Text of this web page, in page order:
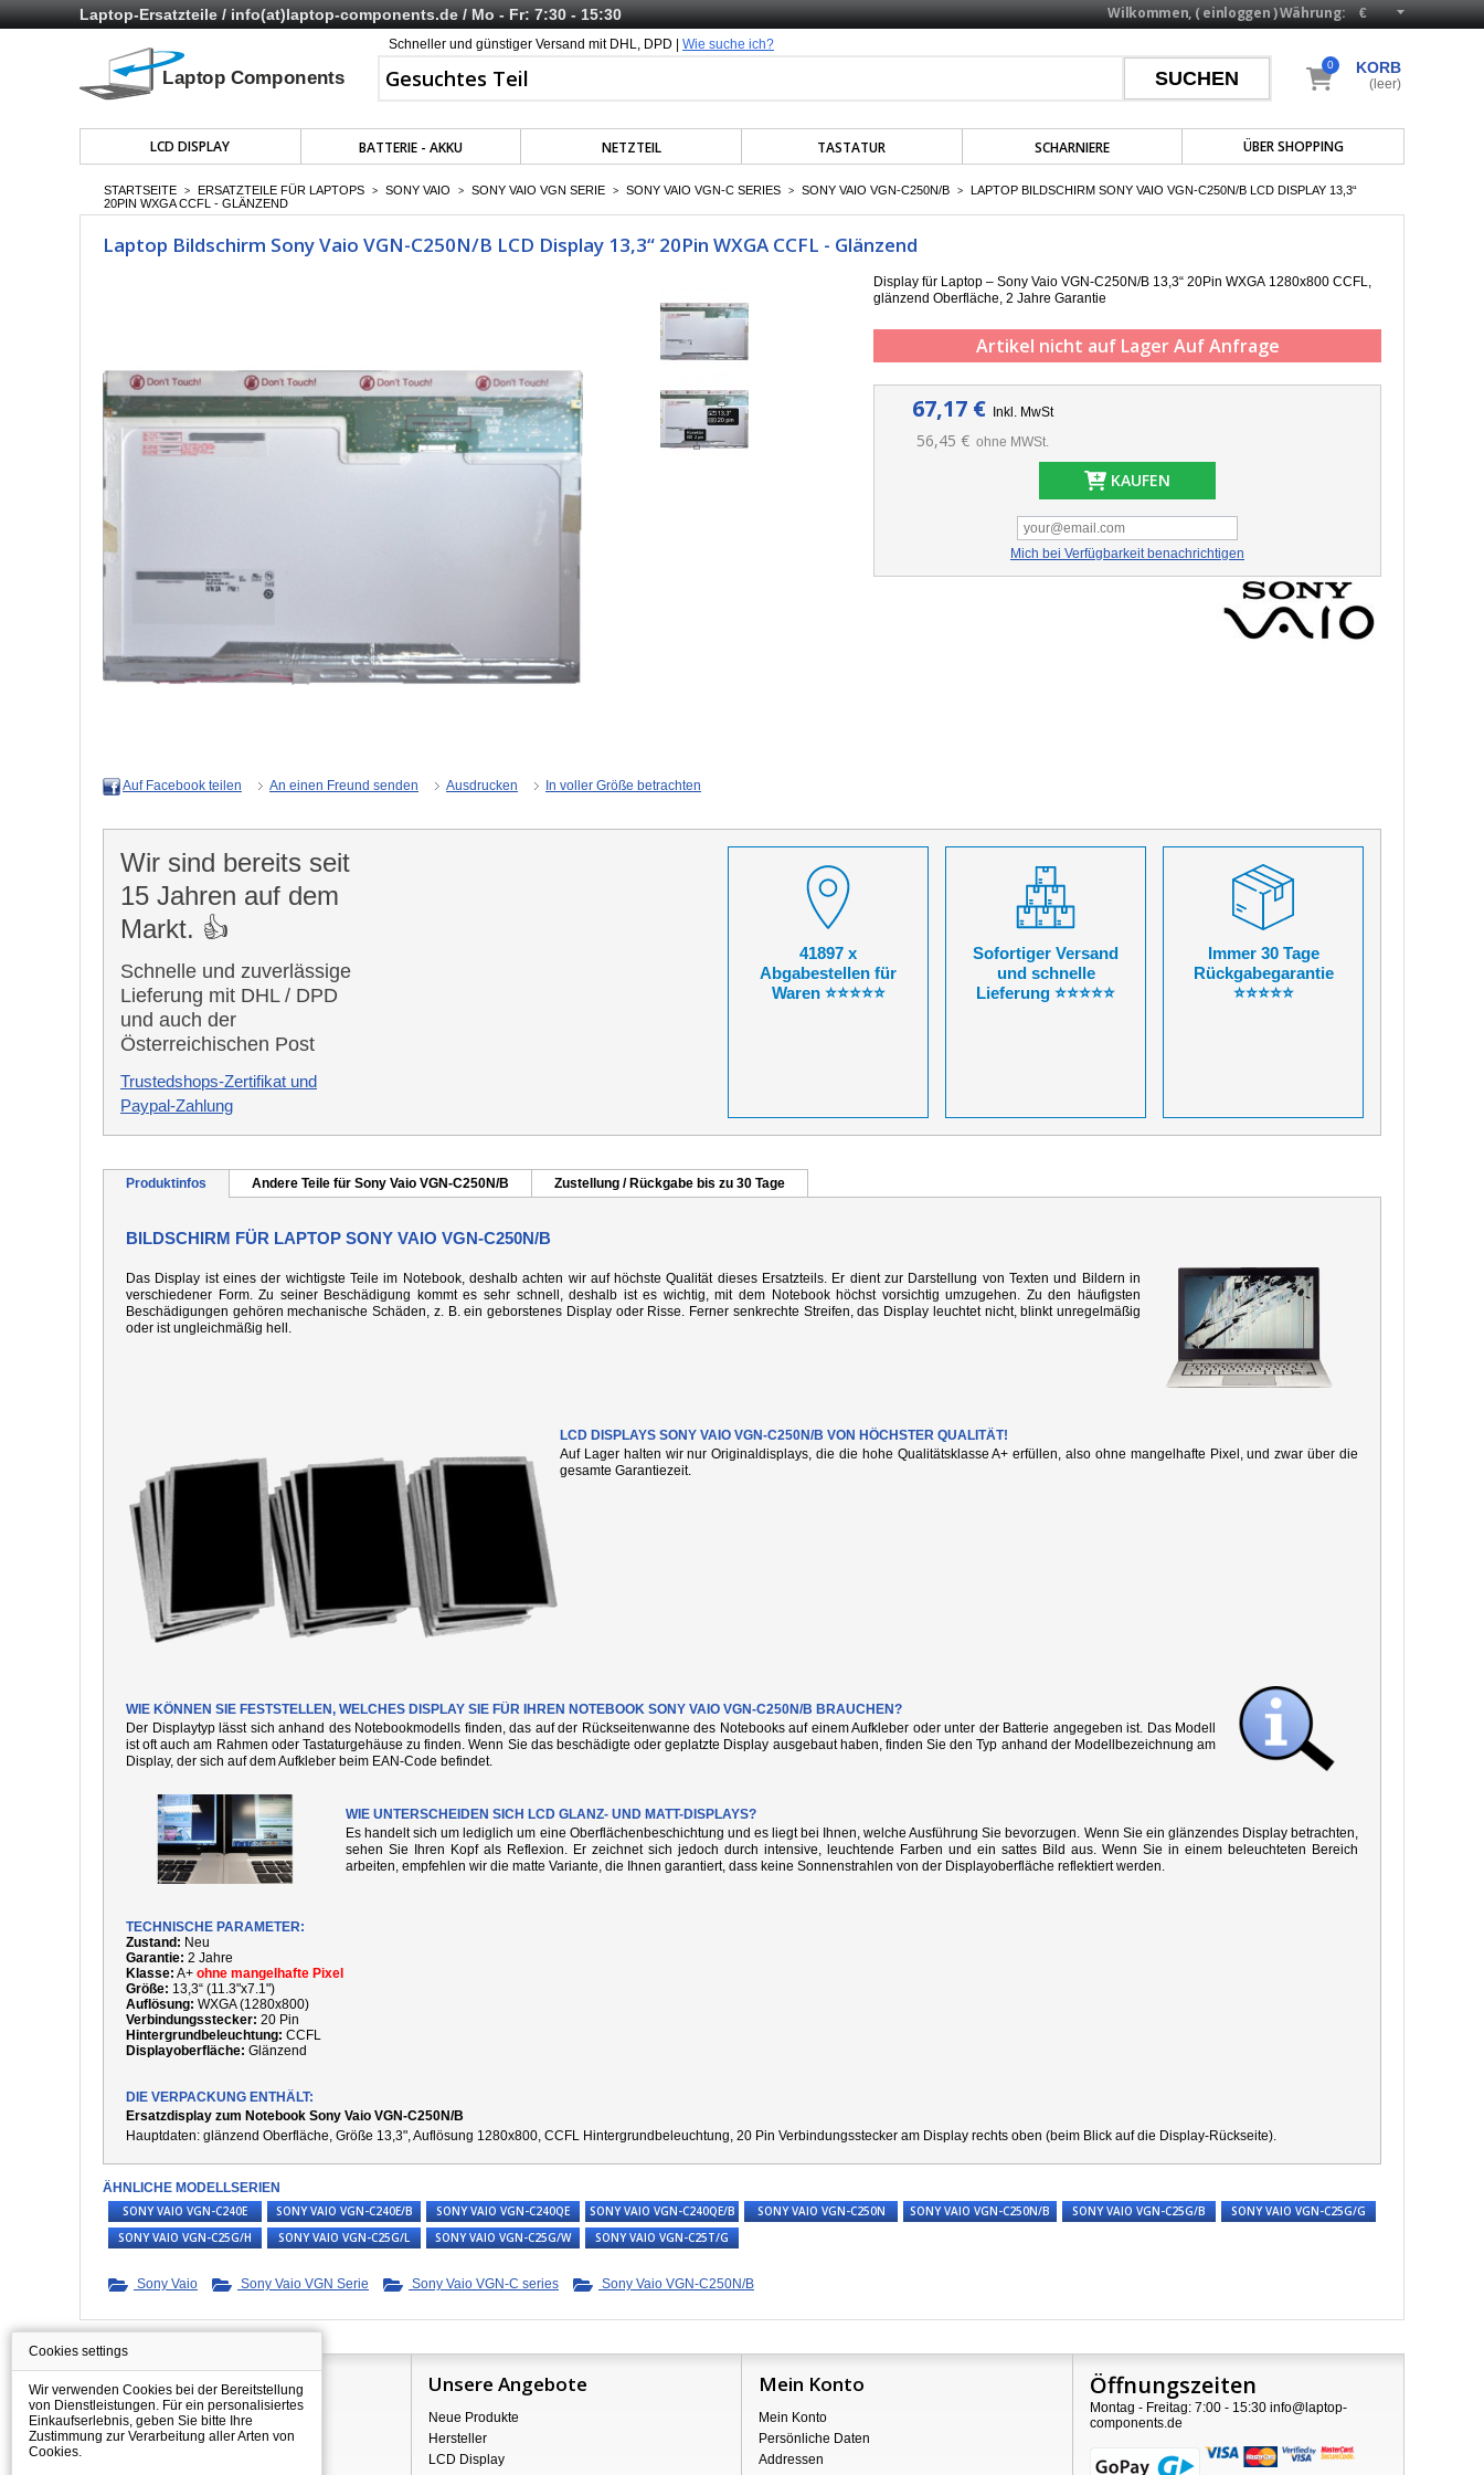
Laptop-Ersatzteile /info(at)laptop-components.de/ Mo - Fr: 7:30 - 15:30 Währung:
Wilkommen, (einloggen)
Schneller und günstiger Versand mit DHL, DPD | Wie suche ich?
LCD DISPLAY BATTERIE - AKKU NETZTEIL TASTATUR SCHARNIERE ÜBER SHOPPING
KORB
0
(leer)
STARTSEITE > ERSATZTEILE FÜR LAPTOPS > SONY VAIO > SONY VAIO VGN SERIE > SONY VAIO VGN-C SERIES > SONY VAIO VGN-C250N/B >
LAPTOP BILDSCHIRM SONY VAIO VGN-C250N/B LCD DISPLAY 13,3“
20PIN WXGA CCFL - GLÄNZEND
Laptop Bildschirm Sony Vaio VGN-C250N/B LCD Display 13,3“ 20Pin WXGA CCFL - Glänzend
Display für Laptop – Sony Vaio VGN-C250N/B 13,3“ 20Pin WXGA 1280x800 CCFL,
g länzend Oberfläche, 2 Jahre Garantie
Artikel nicht auf Lager Auf Anfrage
67,17 € Inkl. MwSt
56,45 € ohne MWSt.
KAUFEN
Mich bei Verfügbarkeit benachrichtigen
Auf Facebook teilen An einen Freund senden Ausdrucken In voller Größe betrachten
Wir sind bereits seit
15 Jahren auf dem
Markt. 👍
Schnelle und zuverlässige
Lieferung mit DHL / DPD
und auch der
Österreichischen Post
Trustedshops-Zertifikat und
Paypal-Zahlung
41897 x
Abgabestellen für
Waren ⭐⭐⭐⭐⭐
Sofortiger Versand
und schnelle
Lieferung ⭐⭐⭐⭐⭐
Immer 30 Tage
Rückgabegarantie
⭐⭐⭐⭐⭐
Produktinfos Andere Teile für Sony Vaio VGN-C250N/B Zustellung / Rückgabe bis zu 30 Tage
BILDSCHIRM FÜR LAPTOP SONY VAIO VGN-C250N/B
Das Display ist eines der wichtigste Teile im Notebook, deshalb achten wir auf höchste Qualität dieses Ersatzteils. Er dient zur Darstellung von Texten und Bildern in
verschiedener Form. Zu seiner Beschädigung kommt es sehr schnell, deshalb ist es wichtig, mit dem Notebook höchst vorsichtig umzugehen. Zu den häufigsten
Beschädigungen gehören mechanische Schäden, z. B. ein geborstenes Display oder Risse. Ferner senkrechte Streifen, das Display leuchtet nicht, blinkt unregelmäßig
oder ist ungleichmäßig hell.
LCD DISPLAYS SONY VAIO VGN-C250N/B VON HÖCHSTER QUALITÄT!
Auf Lager halten wir nur Originaldisplays, die die hohe Qualitätsklasse A+ erfüllen, also ohne mangelhafte Pixel, und zwar über die
gesamte Garantiezeit.
WIE KÖNNEN SIE FESTSTELLEN, WELCHES DISPLAY SIE FÜR IHREN NOTEBOOK SONY VAIO VGN-C250N/B BRAUCHEN?
Der Displaytyp lässt sich anhand des Notebookmodells finden, das auf der Rückseitenwanne des Notebooks auf einem Aufkleber oder unter der Batterie angegeben ist. Das Modell
ist oft auch am Rahmen oder Tastaturgehäuse zu finden. Wenn Sie das beschädigte oder geplatzte Display ausgebaut haben, finden Sie den Typ anhand der Modellbezeichnung am
Display, der sich auf dem Aufkleber beim EAN-Code befindet.
WIE UNTERSCHEIDEN SICH LCD GLANZ- UND MATT-DISPLAYS?
Es handelt sich um lediglich um eine Oberflächenbeschichtung und es liegt bei Ihnen, welche Ausführung Sie bevorzugen. Wenn Sie ein glänzendes Display betrachten,
sehen Sie Ihren Kopf als Reflexion. Er zeichnet sich jedoch durch intensive, leuchtende Farben und ein sattes Bild aus. Wenn Sie in einem beleuchteten Bereich
arbeiten, empfehlen wir die matte Variante, die Ihnen garantiert, dass keine Sonnenstrahlen von der Displayoberfläche reflektiert werden.
TECHNISCHE PARAMETER:
Zustand: Neu
Garantie: 2 Jahre
Klasse: A+ ohne mangelhafte Pixel
Größe: 13,3“ (11.3"x7.1")
Auflösung: WXGA (1280x800)
Verbindungsstecker: 20 Pin
Hintergrundbeleuchtung: CCFL
Displayoberfläche: Glänzend
DIE VERPACKUNG ENTHÄLT:
Ersatzdisplay zum Notebook Sony Vaio VGN-C250N/B
Hauptdaten: g länzend Oberfläche, Größe 13,3", Auflösung 1280x800, CCFL Hintergrundbeleuchtung, 20 Pin Verbindungsstecker am Display rechts oben (beim Blick auf die Display-Rückseite).
ÄHNLICHE MODELLSERIEN
SONY VAIO VGN-C240E
SONY VAIO VGN-C240E/B SONY VAIO VGN-C240QE SONY VAIO VGN-C240QE/B SONY VAIO VGN-C250N SONY VAIO VGN-C250N/B SONY VAIO VGN-C25G/B
SONY VAIO VGN-C25G/G
SONY VAIO VGN-C25G/H
SONY VAIO VGN-C25G/L SONY VAIO VGN-C25G/W SONY VAIO VGN-C25T/G
Sony Vaio Sony Vaio VGN Serie Sony Vaio VGN-C series Sony Vaio VGN-C250N/B
Information
Über Shopping
Versand
Unsere Angebote
Neue Produkte
Hersteller
LCD Display
Mein Konto
Mein Konto
Persönliche Daten
Addressen
Öffnungszeiten
Montag - Freitag: 7:00 - 15:30 info@laptop-
components.de
Cookies settings
Wir verwenden Cookies bei der Bereitstellung
von Dienstleistungen. Für ein personalisiertes
Einkaufserlebnis, geben Sie bitte Ihre
Zustimmung zur Verarbeitung aller Arten von
Cookies.